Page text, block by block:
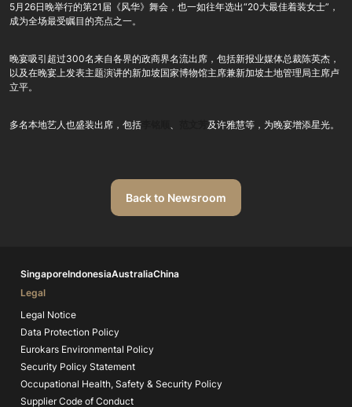
5月26日晚举行的第21届《风华》舞会，也一如往年选出“20大最佳着装女士”，
成为全场最受瞩目的亮点之一。
晚宴吸引超过300名来自各界的政商界名流出席，包括新报业媒体总裁陈英杰，
以及在晚宴上发表主题演讲的新加坡国家博物馆主席兼新加坡土地管理局主席卢
立平。
多名本地艺人也盛装出席，包括 、 及许雅慧等，为晚宴增添星光。
Back to Newsroom
SingaporeIndonesiaAustraliaChina
Legal
Legal Notice
Data Protection Policy
Eurokars Environmental Policy
Security Policy Statement
Occupational Health, Safety & Security Policy
Supplier Code of Conduct